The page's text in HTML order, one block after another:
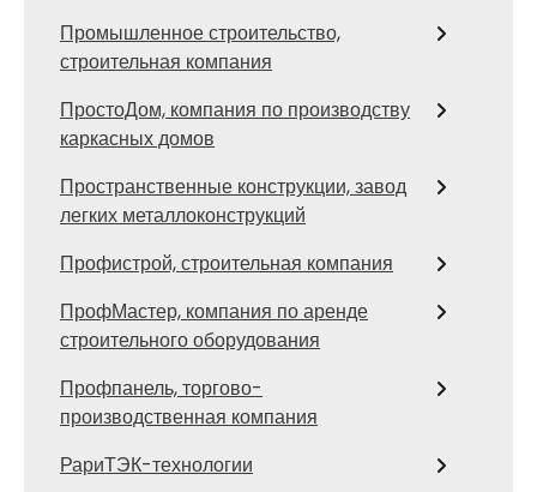
Промышленное строительство,
строительная компания
ПростоДом, компания по производству
каркасных домов
Пространственные конструкции, завод
легких металлоконструкций
Профистрой, строительная компания
ПрофМастер, компания по аренде
строительного оборудования
Профпанель, торгово-
производственная компания
РариТЭК-технологии